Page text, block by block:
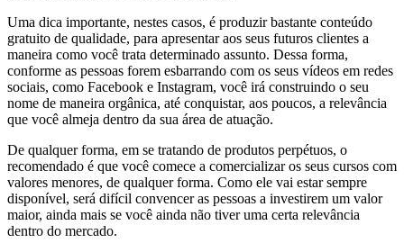
Uma dica importante, nestes casos, é produzir bastante conteúdo
gratuito de qualidade, para apresentar aos seus futuros clientes a
maneira como você trata determinado assunto. Dessa forma,
conforme as pessoas forem esbarrando com os seus vídeos em redes
sociais, como Facebook e Instagram, você irá construindo o seu
nome de maneira orgânica, até conquistar, aos poucos, a relevância
que você almeja dentro da sua área de atuação.
De qualquer forma, em se tratando de produtos perpétuos, o
recomendado é que você comece a comercializar os seus cursos com
valores menores, de qualquer forma. Como ele vai estar sempre
disponível, será difícil convencer as pessoas a investirem um valor
maior, ainda mais se você ainda não tiver uma certa relevância
dentro do mercado.